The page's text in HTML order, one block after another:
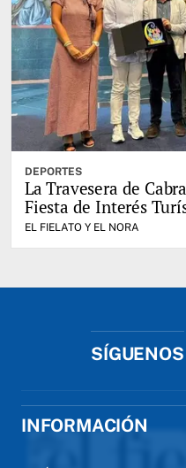
DEPORTES
La Travesera de
Fiesta de Interés
EL FIELATO Y EL NORA
SÍGUENOS
INFORMACIÓN